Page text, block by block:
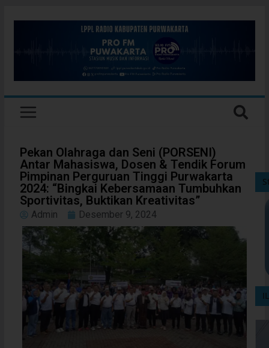
Pekan Olahraga dan Seni (PORSENI)
Antar Mahasiswa, Dosen & Tendik Forum
Pimpinan Perguruan Tinggi Purwakarta
2024: “Bingkai Kebersamaan Tumbuhkan
Sportivitas, Buktikan Kreativitas”
Admin Desember 9, 2024